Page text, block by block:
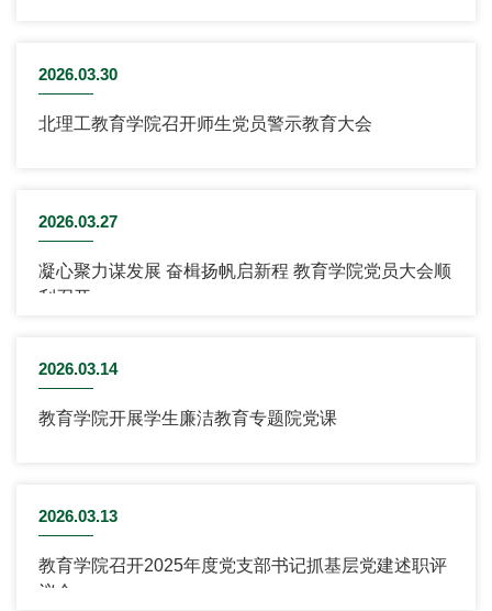
2026.03.30
北理工教育学院召开师生党员警示教育大会
2026.03.27
凝心聚力谋发展 奋楫扬帆启新程 教育学院党员大会顺
利召开
2026.03.14
教育学院开展学生廉洁教育专题院党课
2026.03.13
教育学院召开2025年度党支部书记抓基层党建述职评
议会